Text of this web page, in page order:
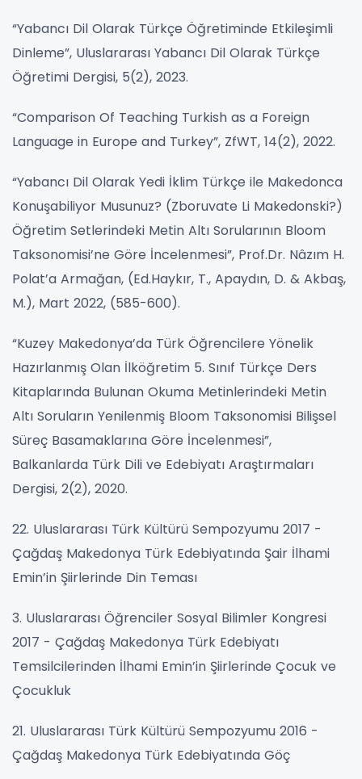
“Yabancı Dil Olarak Türkçe Öğretiminde Etkileşimli
Dinleme”, Uluslararası Yabancı Dil Olarak Türkçe
Öğretimi Dergisi, 5(2), 2023.
“Comparison Of Teaching Turkish as a Foreign
Language in Europe and Turkey”, ZfWT, 14(2), 2022.
“Yabancı Dil Olarak Yedi İklim Türkçe ile Makedonca
Konuşabiliyor Musunuz? (Zboruvate Li Makedonski?)
Öğretim Setlerindeki Metin Altı Sorularının Bloom
Taksonomisi’ne Göre İncelenmesi”, Prof.Dr. Nâzım H.
Polat’a Armağan, (Ed.Haykır, T., Apaydın, D. & Akbaş,
M.), Mart 2022, (585-600).
“Kuzey Makedonya’da Türk Öğrencilere Yönelik
Hazırlanmış Olan İlköğretim 5. Sınıf Türkçe Ders
Kitaplarında Bulunan Okuma Metinlerindeki Metin
Altı Soruların Yenilenmiş Bloom Taksonomisi Bilişsel
Süreç Basamaklarına Göre İncelenmesi”,
Balkanlarda Türk Dili ve Edebiyatı Araştırmaları
Dergisi, 2(2), 2020.
22. Uluslararası Türk Kültürü Sempozyumu 2017 -
Çağdaş Makedonya Türk Edebiyatında Şair İlhami
Emin’in Şiirlerinde Din Teması
3. Uluslararası Öğrenciler Sosyal Bilimler Kongresi
2017 - Çağdaş Makedonya Türk Edebiyatı
Temsilcilerinden İlhami Emin’in Şiirlerinde Çocuk ve
Çocukluk
21. Uluslararası Türk Kültürü Sempozyumu 2016 -
Çağdaş Makedonya Türk Edebiyatında Göç